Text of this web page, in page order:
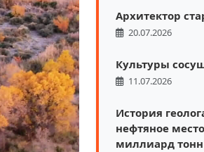
Архитектор
20.07.2026
Культуры
11.07.2026
История
нефтяное
миллиард тонн